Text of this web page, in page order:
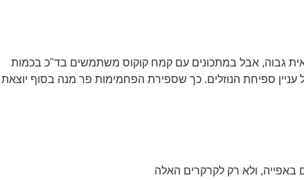
גבוה, אבל במתכונים עם קמח קוקוס משתמשים בד"כ בכמות
ספיחת הנוזלים. כך שספירת הפחמימות פר מנה בסוף יוצאת
באפייה, ולא רק לקרקרים האלה